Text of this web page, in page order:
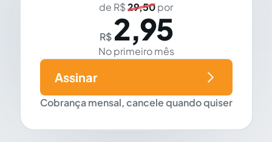
de R$29,50por
R$ 2,95
No primeiro mês
Cobrança mensal, cancele quando quiser
Assinar